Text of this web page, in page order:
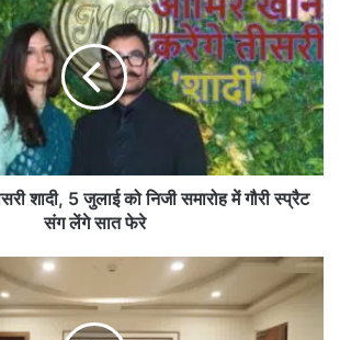
शादी, 5 जुलाई को निजी समारोह में गौरी स्प्रैट
संग लेंगे सात फेरे